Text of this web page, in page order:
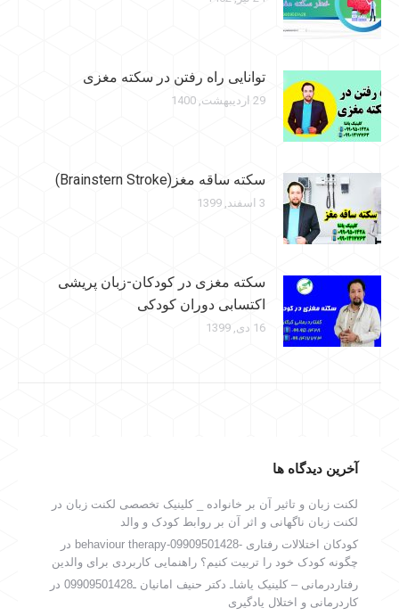
توانایی راه رفتن در سکته مغزی
29 اردیبهشت, 1400
سکته ساقه مغز(Brainstern Stroke)
3 اسفند, 1399
سکته مغزی در کودکان-زبان پریشی
اکتسابی دوران کودکی
16 دی, 1399
آخرین دیدگاه ها
لکنت زبان و تاثیر آن بر خانواده _ کلینیک تخصصی لکنت زبان در
لکنت زبان ناگهانی و اثر آن بر روابط کودک و والد
کودکان اختلالات رفتاری -behaviour therapy-09909501428
در
چگونه کودک خود را تربیت کنیم؟ راهنمایی کاربردی برای والدین
رفتاردرمانی – کلینیک یاشاـ دکتر حنیف امانیان ـ09909501428
در
کاردرمانی و اختلال یادگیری